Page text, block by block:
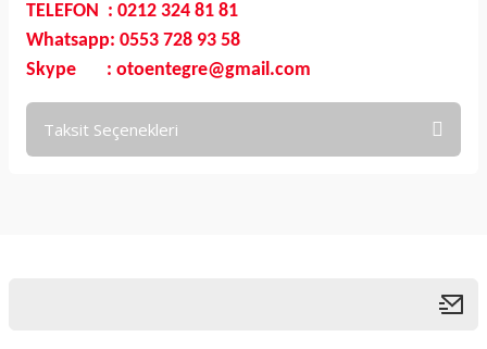
TELEFON : 0212 324 81 81
Whatsapp: 0553 728 93 58
Skype : otoentegre@gmail.com
Taksit Seçenekleri